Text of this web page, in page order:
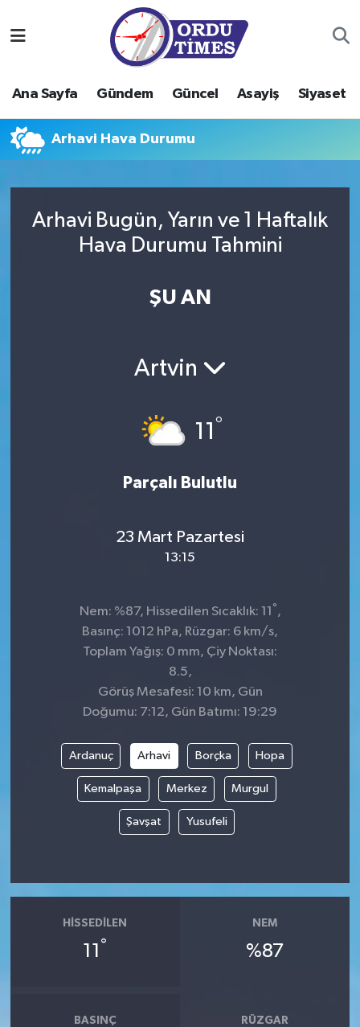
Ana Sayfa Gündem Güncel Asayiş Siyaset
Arhavi Hava Durumu
Arhavi Bugün, Yarın ve 1 Haftalık
Hava Durumu Tahmini
ŞU AN
Artvin
11 °
Parçalı Bulutlu
23 Mart Pazartesi
13:15
Nem: %87, Hissedilen Sıcaklık: 11 ° ,
Basınç: 1012 hPa, Rüzgar: 6 km/s,
Toplam Yağış: 0 mm, Çiy Noktası:
8.5,
Görüş Mesafesi: 10 km, Gün
Doğumu: 7:12, Gün Batımı: 19:29
Ardanuç Arhavi Borçka Hopa
Kemalpaşa Merkez Murgul
Şavşat Yusufeli
HISSEDILEN
11 °
NEM
%87
BASINÇ RÜZGAR
Gündem
Güncel
Siyaset
Ordu Nöbetçi Eczaneler
Ordu Hava Durumu
Ordu Namaz Vakitleri
Süper Lig Puan Durumu ve Fikstür
Son Dakika Haberleri